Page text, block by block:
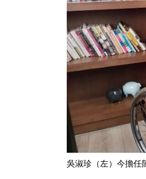
吳淑珍（左）今擔任